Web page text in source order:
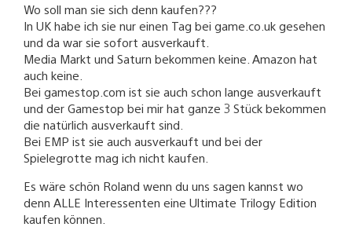
Wo soll man sie sich denn kaufen???
In UK habe ich sie nur einen Tag bei game.co.uk gesehen
und da war sie sofort ausverkauft.
Media Markt und Saturn bekommen keine. Amazon hat
auch keine.
Bei gamestop.com ist sie auch schon lange ausverkauft
und der Gamestop bei mir hat ganze 3 Stück bekommen
die natürlich ausverkauft sind.
Bei EMP ist sie auch ausverkauft und bei der
Spielegrotte mag ich nicht kaufen.
Es wäre schön Roland wenn du uns sagen kannst wo
denn ALLE Interessenten eine Ultimate Trilogy Edition
kaufen können.